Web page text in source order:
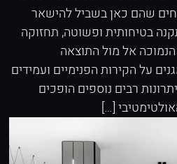
הם מוכיחים שהם כאן בשביל להישאר
בטיחותית ופשוטה, תחזוקה
אל מול התוצאה
על הקירות הפנימיים ועמידים
רבים נוספים הופכים
[…]